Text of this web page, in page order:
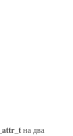
на два